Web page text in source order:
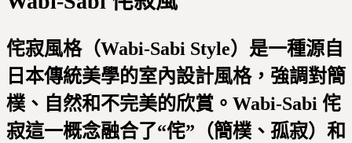
侘寂風格（Wabi-Sabi Style）是一種源自
日本傳統美學的室內設計風格，強調對簡
樸、自然和不完美的欣賞。Wabi-Sabi 侘
寂這一概念融合了“侘”（簡樸、孤寂）和